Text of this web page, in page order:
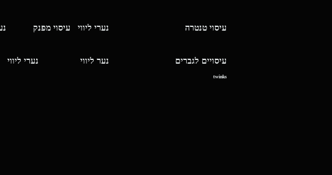
עיסוי טנטרה נערי ליווי עיסוי מפנק
עיסויים לגברים נער ליווי נערי ליווי
twinks